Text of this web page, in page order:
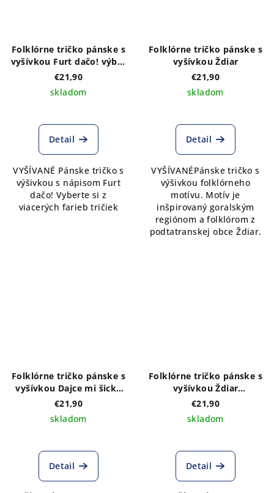
Folklórne tričko pánske s
vyšívkou Furt dačo! výber
farieb trička
€21,90
skladom
Detail
VYŠÍVANÉ Pánske tričko s
výšivkou s nápisom Furt
dačo! Vyberte si z
viacerých farieb tričiek
Folklórne tričko pánske s
vyšívkou Ždiar
€21,90
skladom
Detail
VYŠÍVANÉPánske tričko s
výšivkou folklórneho
motívu. Motív je
inšpirovaný goralským
regiónom a folklórom z
podtatranskej obce Ždiar.
Folklórne tričko pánske s
vyšívkou Dajce mi šicke
pokoj! čierne/biele
€21,90
skladom
Detail
Folklórne tričko pánske s
vyšívkou Ždiar
čierne/biele
€21,90
skladom
Detail